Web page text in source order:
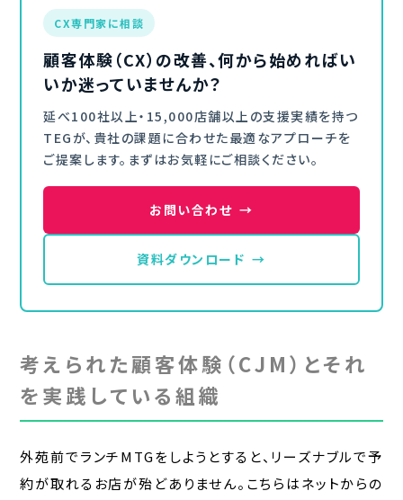
CX専門家に相談
顧客体験（CX）の改善、何から始めればい
いか迷っていませんか？
延べ100社以上・15,000店舗以上の支援実績を持つ
TEGが、貴社の課題に合わせた最適なアプローチを
ご提案します。まずはお気軽にご相談ください。
お問い合わせ →
資料ダウンロード →
考えられた顧客体験（CJM）とそれ
を実践している組織
外苑前でランチMTGをしようとすると、リーズナブルで予
約が取れるお店が殆どありません。こちらはネットからの